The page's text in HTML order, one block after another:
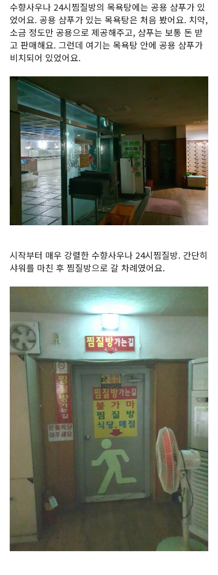
수향사우나 24시찜질방의 목욕탕에는 공용 샴푸가 있
었어요. 공용 샴푸가 있는 목욕탕은 처음 봤어요. 치약,
소금 정도만 공용으로 제공해주고, 샴푸는 보통 돈 받
고 판매해요. 그런데 여기는 목욕탕 안에 공용 샴푸가
비치되어 있었어요.
시작부터 매우 강렬한 수향사우나 24시찜질방. 간단히
샤워를 마친 후 찜질방으로 갈 차례였어요.